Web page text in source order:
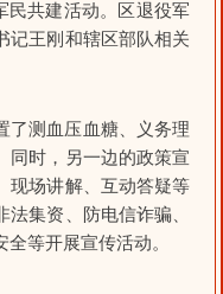
民共建活动。区退役军
记王刚和辖区部队相关
了测血压血糖、义务理
同时，另一边的政策宣
现场讲解、互动答疑等
集资、防电信诈骗、
等开展宣传活动。